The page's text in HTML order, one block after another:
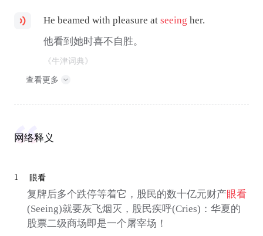
He beamed with pleasure atseeing her.
他看到她时喜不自胜。
《牛津词典》
查看更多
网络释义
1 眼看
复牌后多个跌停等着它，股民的数十亿元财产眼看
(Seeing)就要灰飞烟灭，股民疾呼(Cries)：华夏的
股票二级商场即是一个屠宰场！